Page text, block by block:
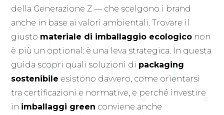
della Generazione Z — che scelgono i brand
anche in base ai valori ambientali. Trovare il
giusto materiale di imballaggio ecologico non
è più un optional: è una leva strategica. In questa
guida scopri quali soluzioni di packaging
sostenibile esistono davvero, come orientarsi
tra certificazioni e normative, e perché investire
in imballaggi green conviene anche